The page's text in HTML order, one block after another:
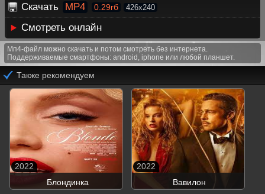
Скачать MP4 0.29гб 426x240
Смотреть онлайн
Мп4-файл можно скачать и потом смотреть без интернета.
Поддерживаемые смартфоны: android, iphone или любой планшет.
Также рекомендуем
Блондинка
2022
Вавилон
2022